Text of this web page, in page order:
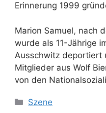
Erinnerung 1999
Marion Samuel, nach
wurde als 11-Jährige
Ausschwitz deportiert
Mitglieder aus Wolf
von den
Kategorien
Szene